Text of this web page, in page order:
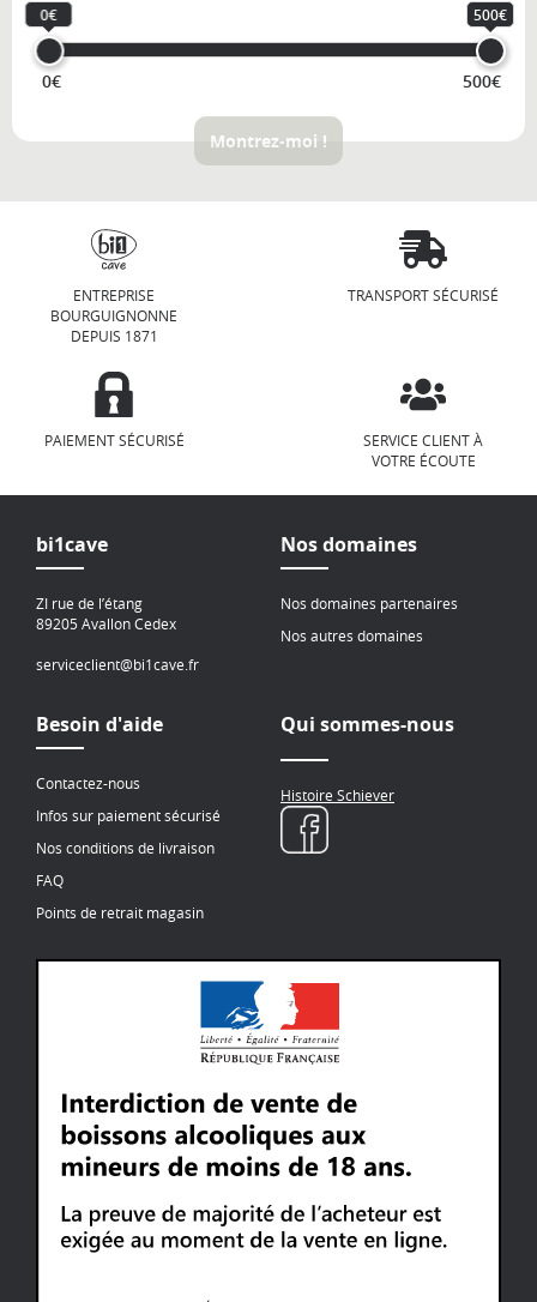
0€ 500€
0€ 500€
Montrez-moi !
ENTREPRISE
BOURGUIGNONNE
DEPUIS 1871
TRANSPORT SÉCURISÉ
PAIEMENT SÉCURISÉ
SERVICE CLIENT À
VOTRE ÉCOUTE
bi1cave
ZI rue de l’étang
89205 Avallon Cedex
serviceclient@bi1cave.fr
Nos domaines
Nos domaines partenaires
Nos autres domaines
Besoin d'aide
Contactez-nous
Infos sur paiement sécurisé
Nos conditions de livraison
FAQ
Points de retrait magasin
Qui sommes-nous
Histoire Schiever